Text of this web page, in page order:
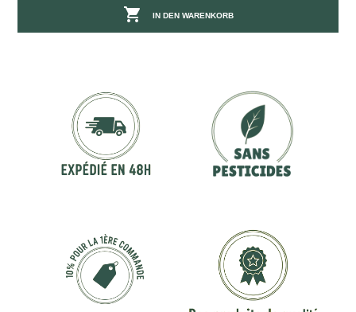
 IN DEN WARENKORB